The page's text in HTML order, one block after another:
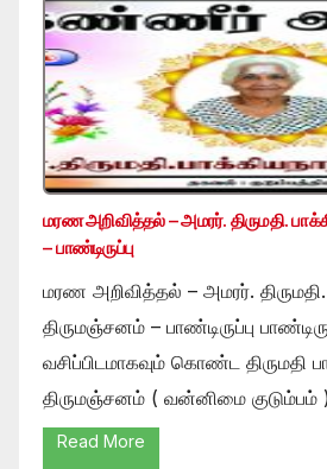
மரண அறிவித்தல் – அமரர். திருமதி.
– பாண்டிருப்பு
மரண அறிவித்தல் – அமரர்.
திருமஞ்சனம் – பாண்டிருப்பு
வசிப்பிடமாகவும் கொண்ட திருமதி
திருமஞ்சனம் ( வன்னிமை குடும்பம்
Read More